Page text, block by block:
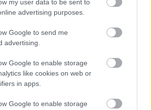
my user data to be sent to
advertising purposes.
Google to send me
advertising.
Google to enable storage
like cookies on web or
in apps.
Google to enable storage